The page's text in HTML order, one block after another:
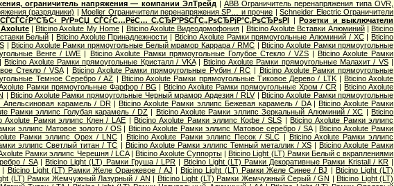
ограничитель напряжения — компании ЭлТрейд | ABB Ограничитель перенапряжения типа OVR,
(разрядники) |Moeller Ограничители перенапряжения SP… и прочие |Schneider Electric Ограничители
РґР»СЏ СЃСѓС…РёС… С‚СЂР°РЅСЃС„РѕСЂРјР°С‚РѕСЂРѕРІ |Розетки и выключатели
|Bticino Axolute My Home | Bticino Axolute Видеодомофония | Bticino Axolute Вставки Алюминий|Bticino
Белый | Bticino Axolute Принадлежности | Bticino Axolute Рамки прямоугольные Алюминий / XC|Bticino
|Bticino Axolute Рамки прямоугольные Белый мрамор Каррара / RMC |Bticino Axolute Рамки прямоугольные
Венге / LWE | Bticino Axolute Рамки прямоугольные Голубое Стекло / VZS|Bticino Axolute Рамки
Bticino Axolute Рамки прямоугольные Кристалл / VKA|Bticino Axolute Рамки прямоугольные Малахит / VS|
Стекло / VSA| Bticino Axolute Рамки прямоугольные Рубин / RC | Bticino Axolute Рамки прямоугольные
Темное Серебро / AZ | Bticino Axolute Рамки прямоугольные Тиковое Дерево / LTK| Bticino Axolute
Рамки прямоугольные Фарфор / BG |Bticino Axolute Рамки прямоугольные Хром / CR |Bticino Axolute
|Bticino Axolute Рамки прямоугольные Черный мрамор Ардезия / RLV|Bticino Axolute Рамки прямоугольные
Апельсиновая карамель / DR|Bticino Axolute Рамки эллипс Бежевая карамель / DA|Bticino Axolute Рамки
Рамки эллипс Голубая карамель / DZ| Bticino Axolute Рамки эллипс Зеркальный Алюминий / XC |Bticino
Axolute Рамки эллипс Клен / LAE |Bticino Axolute Рамки эллипс Кофе / SLS |Bticino Axolute Рамки эллипс
эллипс Матовое золото / OS|Bticino Axolute Рамки эллипс Матовое серебро / SA|Bticino Axolute Рамки
Рамки эллипс Орех / LNC|Bticino Axolute Рамки эллипс Песок / SLC | Bticino Axolute Рамки эллипс
эллипс Светлый титан / TC | Bticino Axolute Рамки эллипс Темный металлик / XS |Bticino Axolute Рамки
Рамки эллипс Черешня / LCA|Bticino Axolute Суппорты|Bticino Light (LT) Рамки Белый с вкраплениями
/ SA|Bticino Light (LT) Рамки Груша / LPR | Bticino Light (LT) Рамки Декоративные Рамки Kristall / KR |
| Bticino Light (LT) Рамки Желе Оранжевое / AJ |Bticino Light (LT) Рамки Желе Синее / BJ | Bticino Light (LT)
(LT) Рамки Жемчужный Лазурный / AN | Bticino Light (LT) Рамки Жемчужный Серый / GN |Bticino Light (LT)